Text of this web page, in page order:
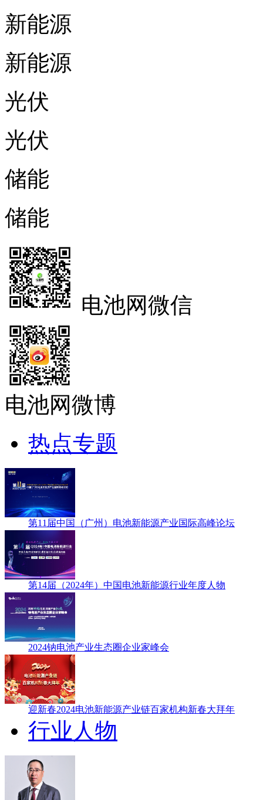
新能源
新能源
光伏
光伏
储能
储能
电池网微信
电池网微博
热点专题
第11届中国（广州）电池新能源产业国际高峰论坛
第14届（2024年）中国电池新能源行业年度人物
2024钠电池产业生态圈企业家峰会
迎新春2024电池新能源产业链百家机构新春大拜年
行业人物